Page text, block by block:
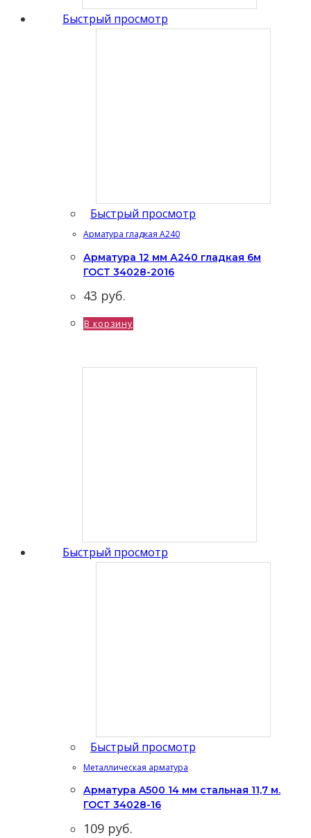
Быстрый просмотр
Быстрый просмотр
Арматура гладкая А240
Арматура 12 мм А240 гладкая 6м
ГОСТ 34028-2016
43 руб.
В корзину
Быстрый просмотр
Быстрый просмотр
Металлическая арматура
Арматура A500 14 мм стальная 11,7 м.
ГОСТ 34028-16
109 руб.